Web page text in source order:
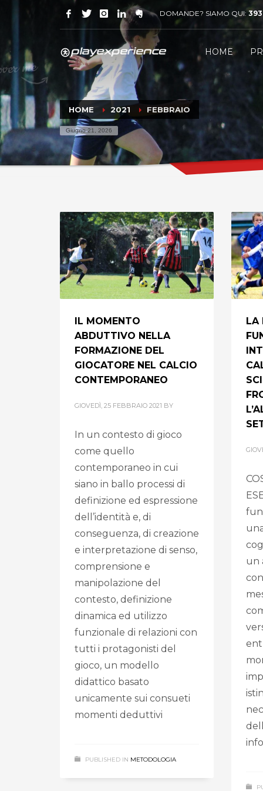
DOMANDE? SIAMO QUI:
HOME
HOME 2021 FEBBRAIO
Giugno 21, 2026
IL MOMENTO
ABDUTTIVO NELLA
FORMAZIONE DEL
GIOCATORE NEL CALCIO
CONTEMPORANEO
GIOVEDÌ, 25 FEBBRAIO 2021 BY
In un contesto di gioco
come quello
contemporaneo in cui
siano in ballo processi di
definizione ed espressione
dell’identità e, di
conseguenza, di creazione
e interpretazione di senso,
comprensione e
manipolazione del
contesto, definizione
dinamica ed utilizzo
funzionale di relazioni con
tutti i protagonisti del
gioco, un modello
didattico basato
unicamente sui consueti
momenti deduttivi
PUBLISHED IN METODOLOGIA
LA
un